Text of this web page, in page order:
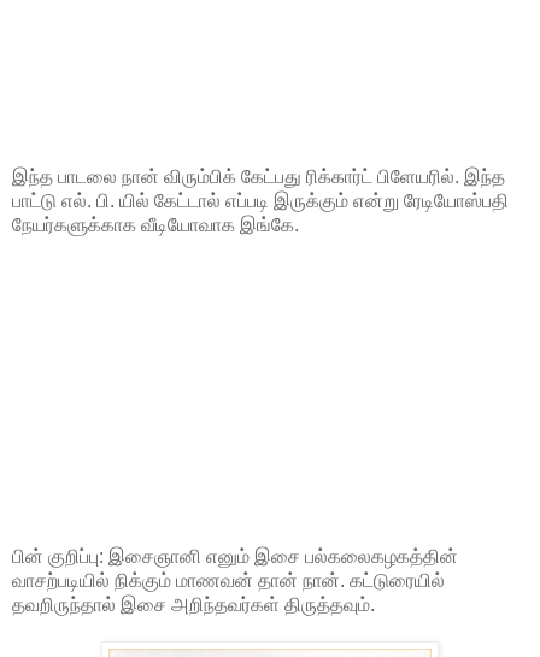
இந்த பாடலை நான் விரும்பிக் கேட்பது ரிக்கார்ட் பிளேயரில். இந்த
பாட்டு எல். பி. யில் கேட்டால் எப்படி இருக்கும் என்று ரேடியோஸ்பதி
நேயர்களுக்காக வீடியோவாக இங்கே.
பின் குறிப்பு: இசைஞானி எனும் இசை பல்கலைகழகத்தின்
வாசற்படியில் நிக்கும் மாணவன் தான் நான். கட்டுரையில்
தவறிருந்தால் இசை அறிந்தவர்கள் திருத்தவும்.